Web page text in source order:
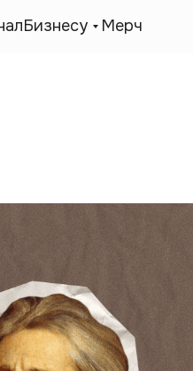
Бизнесу Мерч